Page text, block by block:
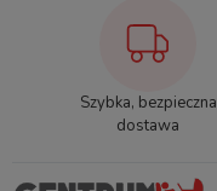
Szybka, bezpieczna
dostawa